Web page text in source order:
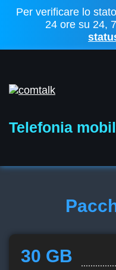
Per verificare lo
24 ore su 24,
Telefonia
30 GB